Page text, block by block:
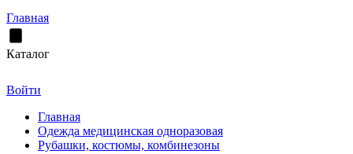
Главная
Каталог
Войти
Главная
Одежда медицинская одноразовая
Рубашки, костюмы, комбинезоны